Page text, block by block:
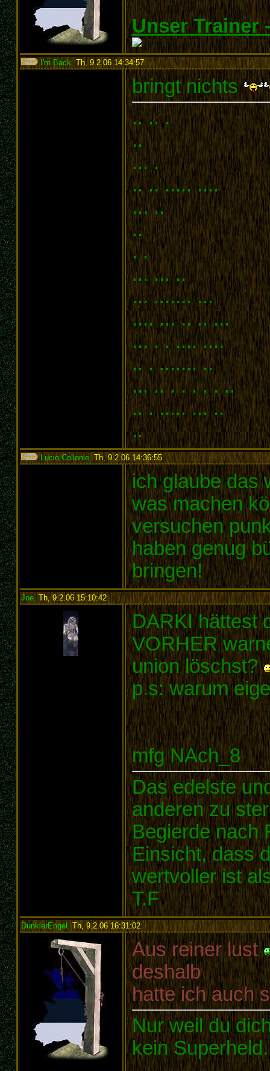
Unser Trainer
I'm Back ,Th, 9.2.06 14:34:57:
bringt nichts
.. .. .
..
... .
.. .. ..... ....
... ..
..
. .
... ... ..
... ....... ...
.... ... .. .. ...
... . . .... ....
.. . ....... ..
... .. . . . . . ..
.. . ..... ... ..
..
Lucio Collonie, Th, 9.2.06 14:36:55:
ich glaube das
was machen
versuchen
haben genug
bringen!
Joe,Th, 9.2.06 15:10:42:
DARKI hättest
VORHER
union löschst?
p.s: warum
mfg NAch_8
Das edelste
anderen zu
Begierde nach
Einsicht, dass
wertvoller ist
T.F
DunklerEngel ,Th, 9.2.06 16:31:02:
Aus reiner lust
deshalb
hatte ich auch
Nur weil du
kein Superheld.